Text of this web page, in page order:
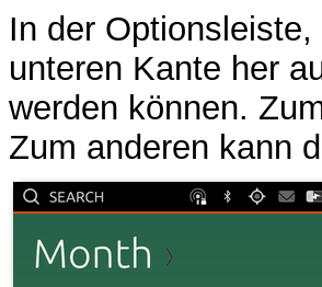
In der
unteren Kante her
werden können.
Zum anderen kann